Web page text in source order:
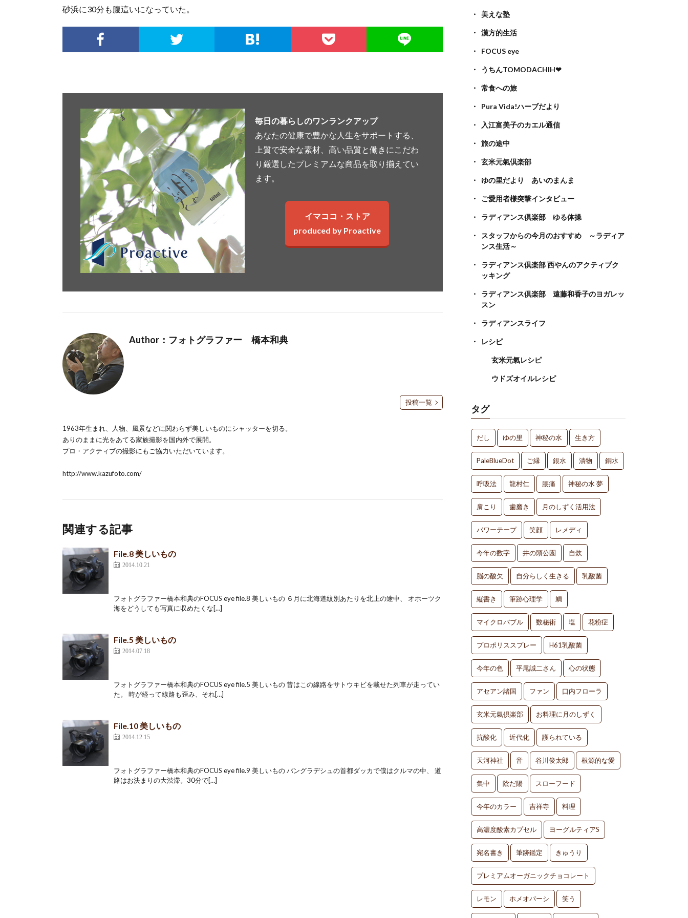
砂浜に30分も腹這いになっていた。
毎日の暮らしのワンランクアップ
あなたの健康で豊かな人生をサポートする、
上質で安全な素材、高い品質と働きにこだわ
り厳選したプレミアムな商品を取り揃えてい
ます。
イマココ・ストア
produced by Proactive
Author：フォトグラファー 橋本和典
投稿一覧
1963年生まれ、人物、風景などに関わらず美しいものにシャッターを切る。
ありのままに光をあてる家族撮影を国内外で展開。
プロ・アクティブの撮影にもご協力いただいています。
http://www.kazufoto.com/
関連する記事
File.8 美しいもの
2014.10.21
フォトグラファー橋本和典のFOCUS eye file.8 美しいもの ６月に北海道紋別あたりを北上の途中、 オホーツク
海をどうしても写真に収めたくな[…]
File.5 美しいもの
2014.07.18
フォトグラファー橋本和典のFOCUS eye file.5 美しいもの 昔はこの線路をサトウキビを載せた列車が走ってい
た。 時が経って線路も歪み、それ[…]
File.10 美しいもの
2014.12.15
フォトグラファー橋本和典のFOCUS eye file.9 美しいもの バングラデシュの首都ダッカで僕はクルマの中、 道
路はお決まりの大渋滞。30分で[…]
美えな塾
漢方的生活
FOCUS eye
うちんTOMODACHIH❤
常食への旅
Pura Vida!ハーブだより
入江富美子のカエル通信
旅の途中
玄米元氣倶楽部
ゆの里だより あいのまんま
ご愛用者様突撃インタビュー
ラディアンス倶楽部 ゆる体操
スタッフからの今月のおすすめ ～ラディア
ンス生活～
ラディアンス倶楽部 西やんのアクティブク
ッキング
ラディアンス倶楽部 遠藤和香子のヨガレッ
スン
ラディアンスライフ
レシピ
玄米元氣レシピ
ウドズオイルレシピ
タグ
だし ゆの里 神秘の水 生き方
PaleBlueDot ご縁 銀水 漬物 銅水
呼吸法 龍村仁 腰痛 神秘の水 夢
肩こり 歯磨き 月のしずく活用法
パワーテープ 笑顔 レメディ
今年の数字 井の頭公園 自炊
脳の酸欠 自分らしく生きる 乳酸菌
縦書き 筆跡心理学 鯛
マイクロバブル 数秘術 塩 花粉症
プロポリススプレー H61乳酸菌
今年の色 平尾誠二さん 心の状態
アセアン諸国 ファン 口内フローラ
玄米元氣倶楽部 お料理に月のしずく
抗酸化 近代化 護られている
天河神社 音 谷川俊太郎 根源的な愛
集中 陰だ陽 スローフード
今年のカラー 吉祥寺 料理
高濃度酸素カプセル ヨーグルティアS
宛名書き 筆跡鑑定 きゅうり
プレミアムオーガニックチョコレート
レモン ホメオパーシ 笑う